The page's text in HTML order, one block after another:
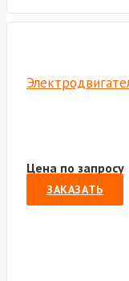
Цена по запросу
ЗАКАЗАТЬ